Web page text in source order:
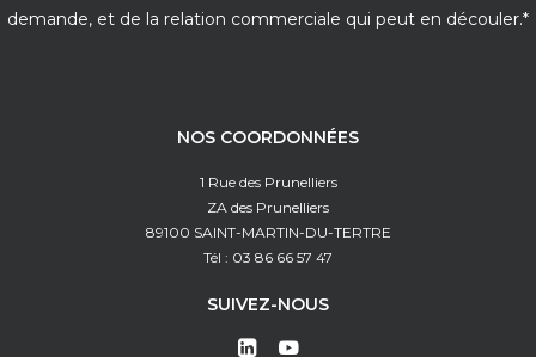
demande, et de la relation commerciale qui peut en découler.*
NOS COORDONNÉES
1 Rue des Prunelliers
ZA des Prunelliers
89100 SAINT-MARTIN-DU-TERTRE
Tél : 03 86 66 57 47
SUIVEZ-NOUS